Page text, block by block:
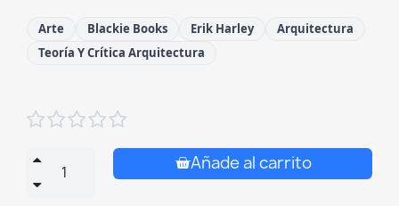
Arte Blackie Books Erik Harley
Arquitectura
Teoría Y Crítica Arquitectura

Añade al carrito